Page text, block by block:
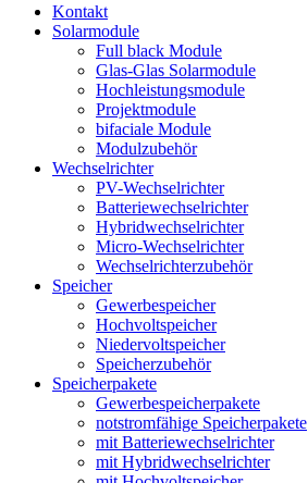
Kontakt
Solarmodule
Full black Module
Glas-Glas Solarmodule
Hochleistungsmodule
Projektmodule
bifaciale Module
Modulzubehör
Wechselrichter
PV-Wechselrichter
Batteriewechselrichter
Hybridwechselrichter
Micro-Wechselrichter
Wechselrichterzubehör
Speicher
Gewerbespeicher
Hochvoltspeicher
Niedervoltspeicher
Speicherzubehör
Speicherpakete
Gewerbespeicherpakete
notstromfähige Speicherpakete
mit Batteriewechselrichter
mit Hybridwechselrichter